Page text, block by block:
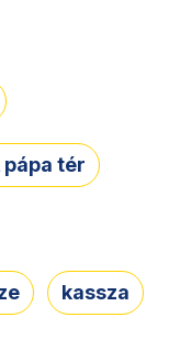
tér
kassza